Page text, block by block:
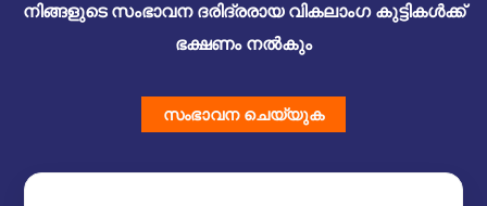
നിങ്ങളുടെ സംഭാവന ദരിദ്രരായ വികലാംഗ കുട്ടികൾക്ക്
ഭക്ഷണം നൽകും
സംഭാവന ചെയ്യുക